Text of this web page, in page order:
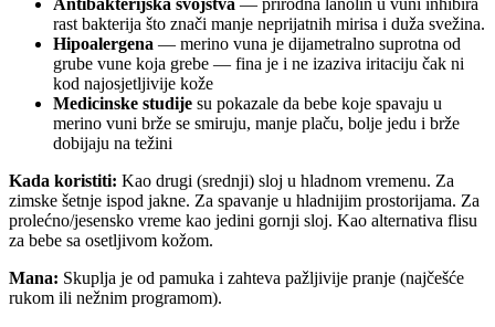
rast bakterija što znači manje neprijatnih mirisa i duža svežina.
Hipoalergena — merino vuna je dijametralno suprotna od
grube vune koja grebe — fina je i ne izaziva iritaciju čak ni
kod najosjetljivije kože
Medicinske studije su pokazale da bebe koje spavaju u
merino vuni brže se smiruju, manje plaču, bolje jedu i brže
dobijaju na težini
Kada koristiti: Kao drugi (srednji) sloj u hladnom vremenu. Za
zimske šetnje ispod jakne. Za spavanje u hladnijim prostorijama. Za
prolećno/jesensko vreme kao jedini gornji sloj. Kao alternativa flisu
za bebe sa osetljivom kožom.
Mana: Skuplja je od pamuka i zahteva pažljivije pranje (najčešće
rukom ili nežnim programom).